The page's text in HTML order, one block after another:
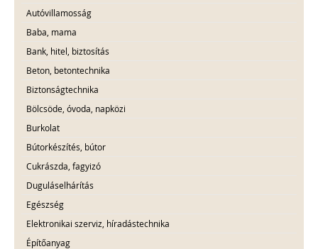
Autóvillamosság
Baba, mama
Bank, hitel, biztosítás
Beton, betontechnika
Biztonságtechnika
Bölcsöde, óvoda, napközi
Burkolat
Bútorkészítés, bútor
Cukrászda, fagyizó
Duguláselhárítás
Egészség
Elektronikai szerviz, híradástechnika
Építőanyag